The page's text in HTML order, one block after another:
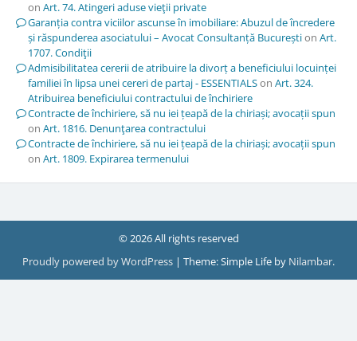
on Art. 74. Atingeri aduse vieţii private
Garanția contra viciilor ascunse în imobiliare: Abuzul de încredere
și răspunderea asociatului – Avocat Consultanță Bucureștion Art.
1707. Condiţii
Admisibilitatea cererii de atribuire la divorț a beneficiului locuinței
familiei în lipsa unei cereri de partaj - ESSENTIALSon Art. 324.
Atribuirea beneficiului contractului de închiriere
Contracte de închiriere, să nu iei țeapă de la chiriași; avocații spun
on Art. 1816. Denunţarea contractului
Contracte de închiriere, să nu iei țeapă de la chiriași; avocații spun
on Art. 1809. Expirarea termenului
© 2026 All rights reserved
Proudly powered by WordPress | Theme: Simple Life by Nilambar.